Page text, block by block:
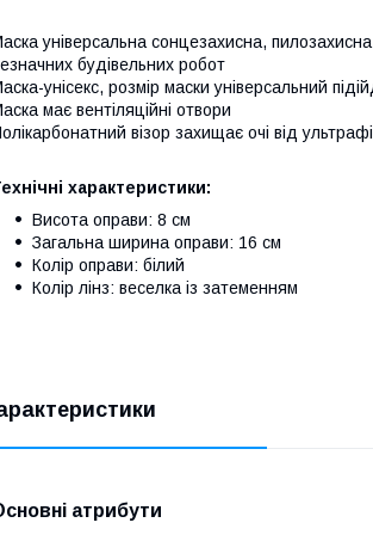
універсальна сонцезахисна,
будівельних робот
унісекс, розмір маски універсальний
має вентіляційні отвори
візор захищає очі від
характеристики:
Висота оправи: 8 см
Загальна ширина оправи: 16 см
Колір оправи: білий
Колір лінз: веселка із затеменням
атрибути